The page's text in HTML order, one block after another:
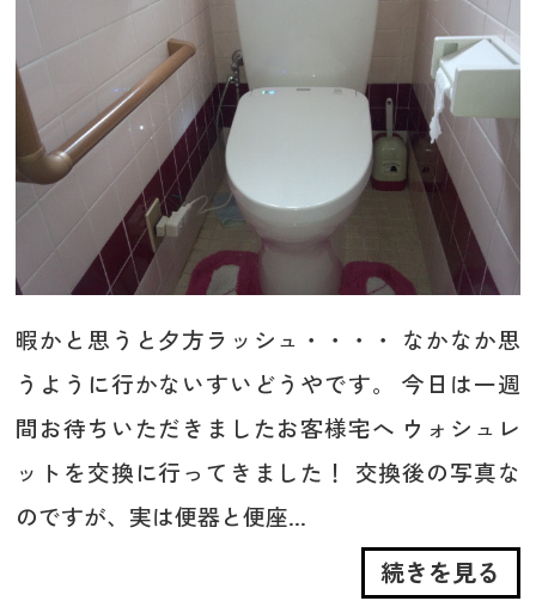
暇かと思うと夕方ラッシュ・・・・ なかなか思
うように行かないすいどうやです。 今日は一週
間お待ちいただきましたお客様宅へ ウォシュレ
ットを交換に行ってきました！ 交換後の写真な
のですが、実は便器と便座...
続きを見る